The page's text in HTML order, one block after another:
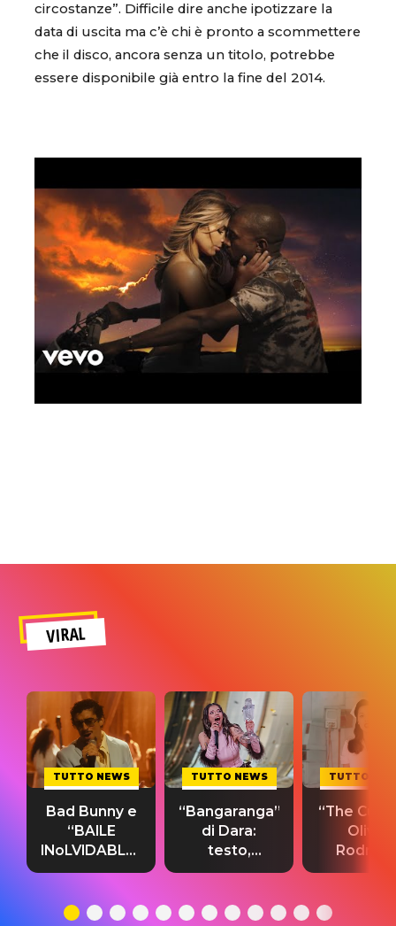
circostanze”. Difficile dire anche ipotizzare la
data di uscita ma c’è chi è pronto a scommettere
che il disco, ancora senza un titolo, potrebbe
essere disponibile già entro la fine del 2014.
VIRAL
TUTTO NEWS
Bad Bunny e
“BAILE
INoLVIDABLE”:
testo,
significato
TUTTO NEWS
“Bangaranga”
di Dara:
testo,
traduzione e
del singolo
TUTTO
“The
Olivia
testo,